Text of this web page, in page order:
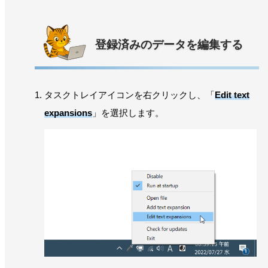
登録済みのデータを編集する
タスクトレイアイコンを右クリックし、「Edit text
expansions 」を選択します。